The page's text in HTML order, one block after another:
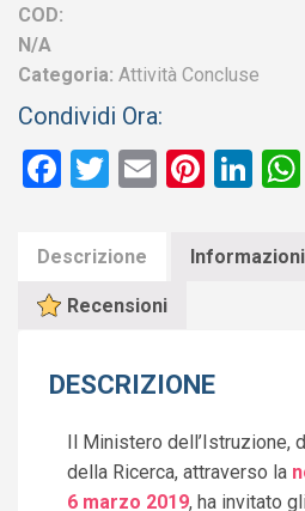
COD:
N/A
Categoria: Attività Concluse
Condividi Ora:
Facebook
Twitter
Email
Descrizione
Recensioni
DESCRIZIONE
Il Ministero dell’Istruzione,
della Ricerca, attraverso la
6 marzo 2019, ha invitato